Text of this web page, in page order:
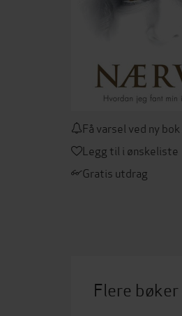
Få varsel ved ny
Legg til i ønskeliste
Gratis utdrag
Flere